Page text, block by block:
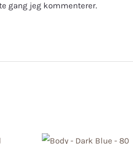
gang jeg kommenterer.